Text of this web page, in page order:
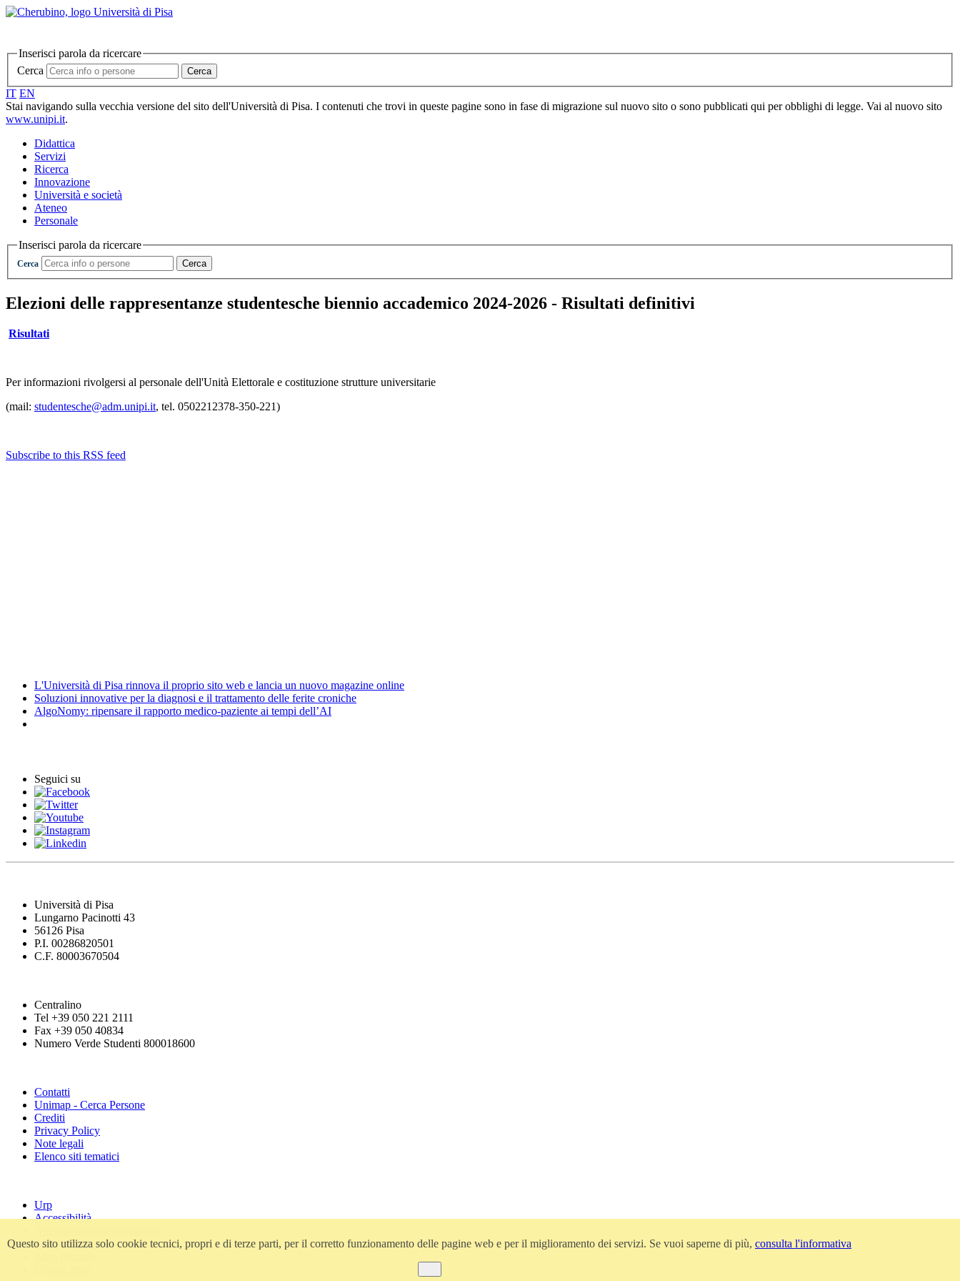
Inserisci parola da ricercare
Cerca
Cerca
IT EN
Stai navigando sulla vecchia versione del sito dell'Università di Pisa. I contenuti che trovi in queste pagine sono in fase di migrazione sul nuovo sito o sono pubblicati qui per obblighi di legge. Vai al nuovo sito
www.unipi.it.
Didattica
Servizi
Ricerca
Innovazione
Università e società
Ateneo
Personale
Inserisci parola da ricercare
Cerca Cerca
Elezioni delle rappresentanze studentesche biennio accademico 2024-2026 - Risultati definitivi
Risultati
Per informazioni rivolgersi al personale dell'Unità Elettorale e costituzione strutture universitarie
(mail: studentesche@adm.unipi.it, tel. 0502212378-350-221)
Subscribe to this RSS feed
L'Università di Pisa rinnova il proprio sito web e lancia un nuovo magazine online
Soluzioni innovative per la diagnosi e il trattamento delle ferite croniche
AlgoNomy: ripensare il rapporto medico-paziente ai tempi dell’AI
Seguici su
Università di Pisa
Lungarno Pacinotti 43
56126 Pisa
P.I. 00286820501
C.F. 80003670504
Centralino
Tel +39 050 221 2111
Fax +39 050 40834
Numero Verde Studenti 800018600
Contatti
Unimap - Cerca Persone
Crediti
Privacy Policy
Note legali
Elenco siti tematici
Urp
Accessibilità
Atti di notifica
Questo sito utilizza solo cookie tecnici, propri e di terze parti, per il corretto funzionamento delle pagine web e per il miglioramento dei servizi. Se vuoi saperne di più, consulta l'informativa